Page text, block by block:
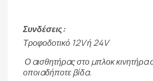
Συνδέσεις:
Τροφοδοτικό 12V ή 24V
Ο αισθητήρας στο μπλοκ κινητήρα
οποιαδήποτε βίδα.